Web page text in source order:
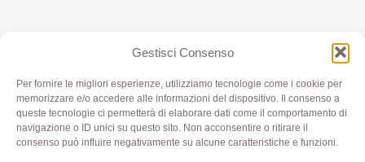
Gestisci Consenso
Per fornire le migliori esperienze, utilizziamo tecnologie come i cookie per
memorizzare e/o accedere alle informazioni del dispositivo. Il consenso a
queste tecnologie ci permetterà di elaborare dati come il comportamento di
navigazione o ID unici su questo sito. Non acconsentire o ritirare il
consenso può influire negativamente su alcune caratteristiche e funzioni.
Seguici